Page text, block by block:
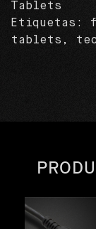
Tablets
Etiquetas:
tablets ,